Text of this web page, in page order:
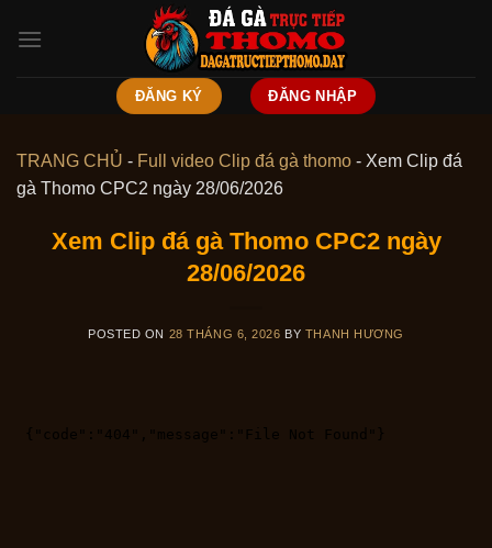
ĐĂNG KÝ ĐĂNG NHẬP
TRANG CHỦ - Full video Clip đá gà thomo - Xem Clip đá
gà Thomo CPC2 ngày 28/06/2026
Xem Clip đá gà Thomo CPC2 ngày
28/06/2026
POSTED ON 28 THÁNG 6, 2026 BY THANH HƯƠNG